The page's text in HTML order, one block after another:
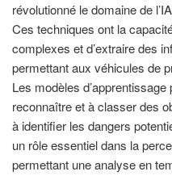
révolutionné le domaine de
Ces techniques ont la
complexes et d’extraire des
permettant aux véhicules de
Les modèles
reconnaître et à classer des
à identifier les dangers
un rôle essentiel dans la
permettant une analyse en